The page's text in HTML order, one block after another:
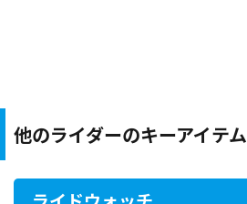
他のライダーのキーアイテム